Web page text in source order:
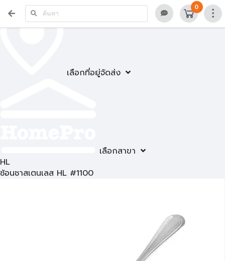
เลือกที่อยู่จัดส่ง
เลือกสาขา
0
HL
ช้อนชาสเตนเลส HL #1100